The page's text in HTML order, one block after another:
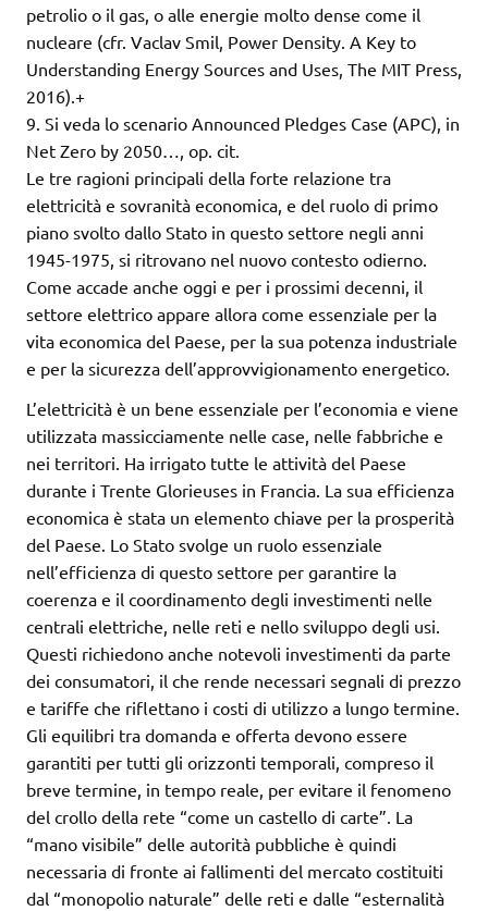
petrolio o il gas, o alle energie molto dense come il
nucleare (cfr. Vaclav Smil, Power Density. A Key to
Understanding Energy Sources and Uses, The MIT Press,
2016).+
9. Si veda lo scenario Announced Pledges Case (APC), in
Net Zero by 2050…, op. cit.
Le tre ragioni principali della forte relazione tra
elettricità e sovranità economica, e del ruolo di primo
piano svolto dallo Stato in questo settore negli anni
1945-1975, si ritrovano nel nuovo contesto odierno.
Come accade anche oggi e per i prossimi decenni, il
settore elettrico appare allora come essenziale per la
vita economica del Paese, per la sua potenza industriale
e per la sicurezza dell’approvvigionamento energetico.
L’elettricità è un bene essenziale per l’economia e viene
utilizzata massicciamente nelle case, nelle fabbriche e
nei territori. Ha irrigato tutte le attività del Paese
durante i Trente Glorieuses in Francia. La sua efficienza
economica è stata un elemento chiave per la prosperità
del Paese. Lo Stato svolge un ruolo essenziale
nell’efficienza di questo settore per garantire la
coerenza e il coordinamento degli investimenti nelle
centrali elettriche, nelle reti e nello sviluppo degli usi.
Questi richiedono anche notevoli investimenti da parte
dei consumatori, il che rende necessari segnali di prezzo
e tariffe che riflettano i costi di utilizzo a lungo termine.
Gli equilibri tra domanda e offerta devono essere
garantiti per tutti gli orizzonti temporali, compreso il
breve termine, in tempo reale, per evitare il fenomeno
del crollo della rete “come un castello di carte”. La
“mano visibile” delle autorità pubbliche è quindi
necessaria di fronte ai fallimenti del mercato costituiti
dal “monopolio naturale” delle reti e dalle “esternalità